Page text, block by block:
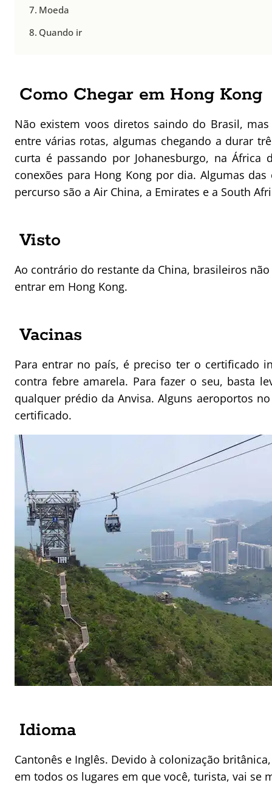
Moeda
Quando ir
Como Chegar em Hong Kong
Não existem voos diretos saindo do Brasil,
entre várias rotas, algumas chegando a durar
curta é passando por Johanesburgo, na África
conexões para Hong Kong por dia. Algumas
percurso são a Air China, a Emirates e a South
Visto
Ao contrário do restante da China, brasileiros
entrar em Hong Kong.
Vacinas
Para entrar no país, é preciso ter o certificado
contra febre amarela. Para fazer o seu, basta
qualquer prédio da Anvisa. Alguns aeroportos
certificado.
Idioma
Cantonês e Inglês. Devido à colonização
em todos os lugares em que você, turista, vai se